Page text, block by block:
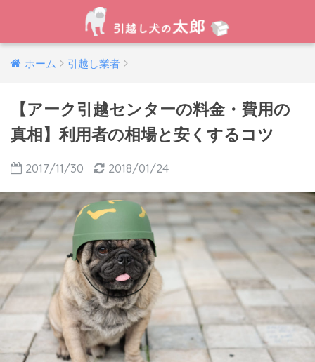
ホーム 引越し業者
【アーク引越センターの料金・費用の
真相】利用者の相場と安くするコツ
2017/11/30 2018/01/24